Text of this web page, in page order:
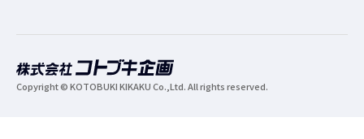
Copyright © KOTOBUKI KIKAKU Co.,Ltd. All rights reserved.